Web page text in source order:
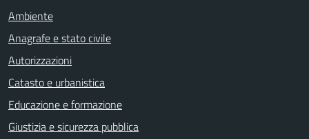
Ambiente
Anagrafe e stato civile
Autorizzazioni
Catasto e urbanistica
Educazione e formazione
Giustizia e sicurezza pubblica